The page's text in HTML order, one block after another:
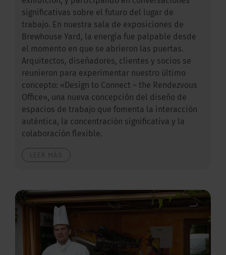
significativas sobre el futuro del lugar de
trabajo. En nuestra sala de exposiciones de
Brewhouse Yard, la energía fue palpable desde
el momento en que se abrieron las puertas.
Arquitectos, diseñadores, clientes y socios se
reunieron para experimentar nuestro último
concepto: «Design to Connect – the Rendezvous
Office», una nueva concepción del diseño de
espacios de trabajo que fomenta la interacción
auténtica, la concentración significativa y la
colaboración flexible.